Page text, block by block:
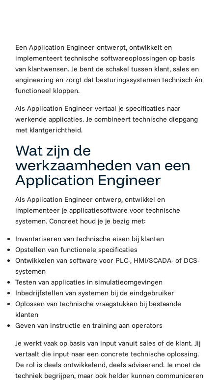
Een Application Engineer ontwerpt, ontwikkelt en
implementeert technische softwareoplossingen op basis
van klantwensen. Je bent de schakel tussen klant, sales en
engineering en zorgt dat besturingssystemen technisch én
functioneel kloppen.
Als Application Engineer vertaal je specificaties naar
werkende applicaties. Je combineert technische diepgang
met klantgerichtheid.
Wat zijn de
werkzaamheden van een
Application Engineer
Als Application Engineer ontwerp, ontwikkel en
implementeer je applicatiesoftware voor technische
systemen. Concreet houd je je bezig met:
Inventariseren van technische eisen bij klanten
Opstellen van functionele specificaties
Ontwikkelen van software voor PLC-, HMI/SCADA- of DCS-
systemen
Testen van applicaties in simulatieomgevingen
Inbedrijfstellen van systemen bij de eindgebruiker
Oplossen van technische vraagstukken bij bestaande
klanten
Geven van instructie en training aan operators
Je werkt vaak op basis van input vanuit sales of de klant. Jij
vertaalt die input naar een concrete technische oplossing.
De rol is deels ontwikkelend, deels adviserend. Je moet de
techniek begrijpen, maar ook helder kunnen communiceren